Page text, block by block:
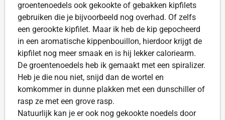
groentenoedels ook gekookte of gebakken kipfilets
gebruiken die je bijvoorbeeld nog overhad. Of zelfs
een gerookte kipfilet. Maar ik heb de kip gepocheerd
in een aromatische kippenbouillon, hierdoor krijgt de
kipfilet nog meer smaak en is hij lekker caloriearm.
De groentenoedels heb ik gemaakt met een spiralizer.
Heb je die nou niet, snijd dan de wortel en
komkommer in dunne plakken met een dunschiller of
rasp ze met een grove rasp.
Natuurlijk kan je er ook nog gekookte noedels door